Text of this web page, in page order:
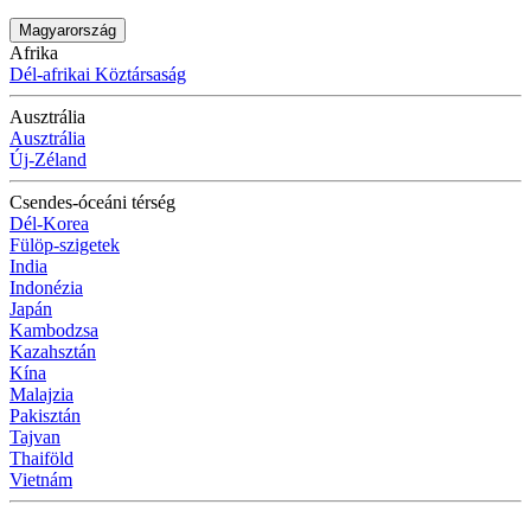
Magyarország
Afrika
Dél-afrikai Köztársaság
Ausztrália
Ausztrália
Új-Zéland
Csendes-óceáni térség
Dél-Korea
Fülöp-szigetek
India
Indonézia
Japán
Kambodzsa
Kazahsztán
Kína
Malajzia
Pakisztán
Tajvan
Thaiföld
Vietnám